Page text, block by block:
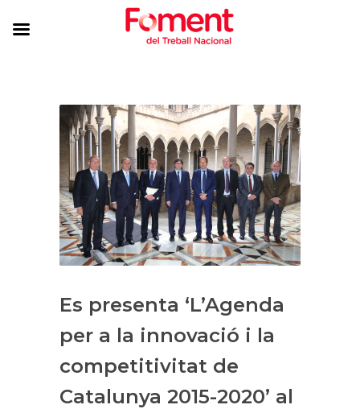
​Es presenta ‘L’Agenda
per a la innovació i la
competitivitat de
Catalunya 2015-2020’ al